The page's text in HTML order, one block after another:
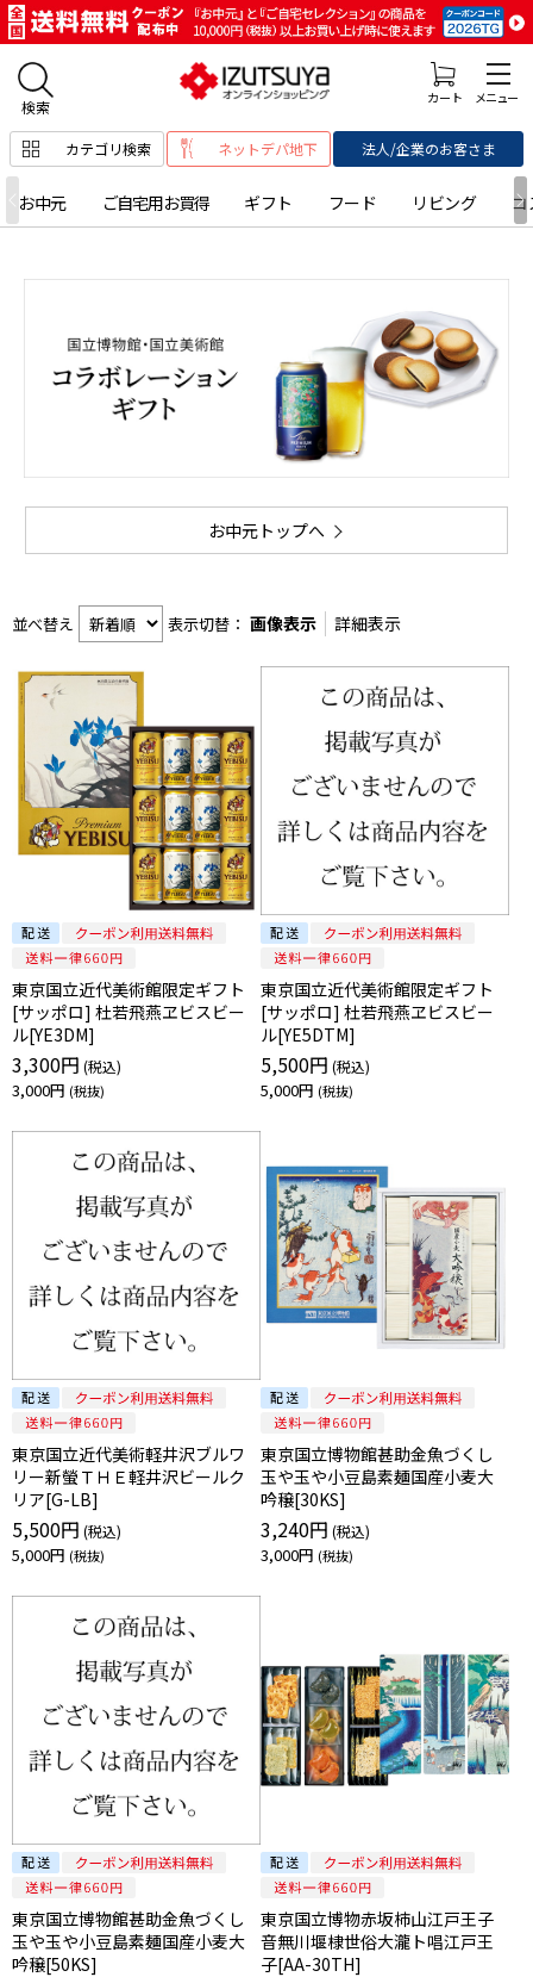
カテゴリ検索 ネットデパ地下 法人/企業のお客さま
お中元 ご自宅用お買得 ギフト フード リビング コ
お中元トップへ
並べ替え 表示切替： 画像表示 詳細表示
東京国立近代美術館限定ギフト
[サッポロ] 杜若飛燕ヱビスビー
ル[YE3DM]
3,300円
3,000円
東京国立近代美術館限定ギフト
[サッポロ] 杜若飛燕ヱビスビー
ル[YE5DTM]
5,500円
5,000円
東京国立近代美術軽井沢ブルワ
リー新螢ＴＨＥ軽井沢ビールク
リア[G-LB]
5,500円
5,000円
東京国立博物館甚助金魚づくし
玉や玉や小豆島素麺国産小麦大
吟穣[30KS]
3,240円
3,000円
東京国立博物館甚助金魚づくし
玉や玉や小豆島素麺国産小麦大
吟穣[50KS]
東京国立博物赤坂柿山江戸王子
音無川堰棣世俗大瀧ト唱江戸王
子[AA-30TH]